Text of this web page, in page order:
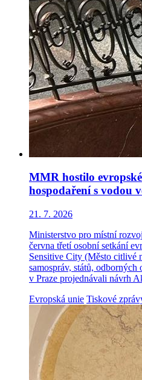
MMR hostilo
hospodaření s vodou
21. 7. 2026
Ministerstvo pro místní
června třetí osobní setkání
Sensitive City (Město citlivé
samospráv, států,
v Praze projednávali návrh
Evropská unie Tiskové